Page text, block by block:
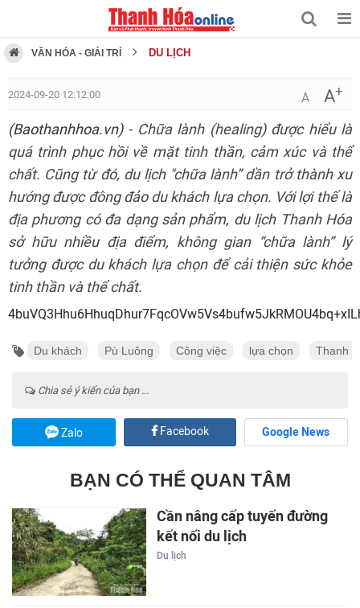
VĂN HÓA - GIẢI TRÍ DU LỊCH
2024-09-20 12:12:00 A A+
(Baothanhhoa.vn)- Chữa lành (healing) được hiểu là
quá trình phục hồi về mặt tinh thần, cảm xúc và thể
chất. Cũng từ đó, du lịch "chữa lành” dần trở thành xu
hướng được đông đảo du khách lựa chọn. Với lợi thế là
địa phương có đa dạng sản phẩm, du lịch Thanh Hóa
sở hữu nhiều địa điểm, không gian “chữa lành” lý
tưởng được du khách lựa chọn để cải thiện sức khỏe
tinh thần và thể chất.
Du khách Pù Luông Công việc lựa chọn Thanh
Chia sẻ ý kiến của bạn ...
Zalo Facebook Google News
BẠN CÓ THỂ QUAN TÂM
Cần nâng cấp tuyến đường
kết nối du lịch
Du lịch